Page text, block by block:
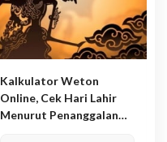
Kalkulator Weton
Online, Cek Hari Lahir
Menurut Penanggalan